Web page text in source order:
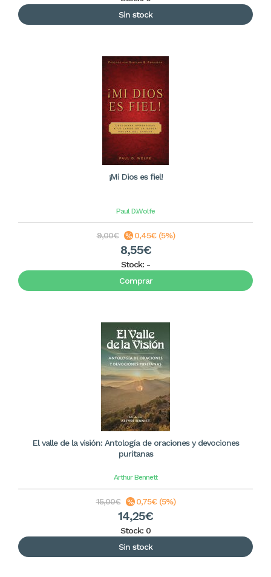
Sin stock
¡Mi Dios es fiel!
Paul D.Wolfe
9,00€ 0,45€ (5%)
8,55€
Stock: -
Comprar
El valle de la visión: Antología de oraciones y devociones
puritanas
Arthur Bennett
15,00€ 0,75€ (5%)
14,25€
Stock: 0
Sin stock